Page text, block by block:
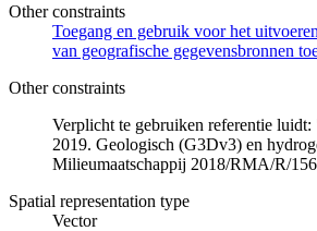
Other constraints
Toegang en gebruik voor het
van geografische gegevensbronnen
Other constraints
Verplicht te gebruiken referentie
2019. Geologisch (G3Dv3) en
Milieumaatschappij 2018/RMA/R/
Spatial representation type
Vector